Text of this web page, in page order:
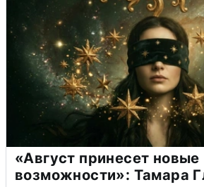
«Август принесет новые
возможности»: Тамара